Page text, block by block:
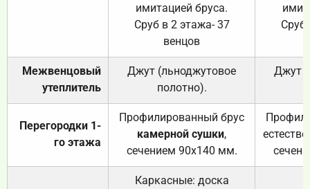
имитацией бруса.
Сруб в 2 этажа- 37
венцов
Сруб
Межвенцовый
утеплитель
Джут (льноджутовое
полотно).
Джут
Перегородки 1-
го этажа
Профилированный брус
камерной сушки,
сечением 90х140 мм.
Каркасные: доска